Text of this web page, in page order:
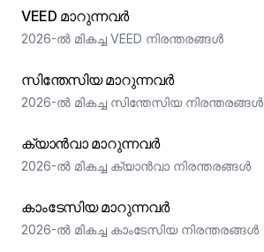
VEED മാറുന്നവർ
2026-ൽ മികച്ച VEED നിരന്തരങ്ങൾ
സിന്തേസിയ മാറുന്നവർ
2026-ൽ മികച്ച സിന്തേസിയ നിരന്തരങ്ങൾ
ക്യാൻവാ മാറുന്നവർ
2026-ൽ മികച്ച ക്യാൻവാ നിരന്തരങ്ങൾ
കാംടേസിയ മാറുന്നവർ
2026-ൽ മികച്ച കാംടേസിയ നിരന്തരങ്ങൾ